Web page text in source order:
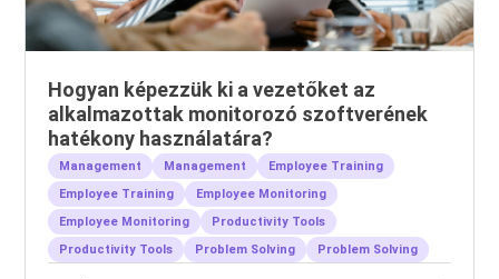
Hogyan képezzük ki a vezetőket az
alkalmazottak monitorozó szoftverének
hatékony használatára?
Management Management
Employee Training
Employee Training
Employee Monitoring
Employee Monitoring
Productivity Tools
Productivity Tools
Problem Solving Problem Solving